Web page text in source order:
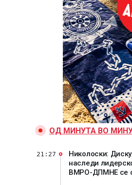
ОД МИНУТА ВО
Николоски:
наследи
ВМРО-ДПМНЕ се
21:27